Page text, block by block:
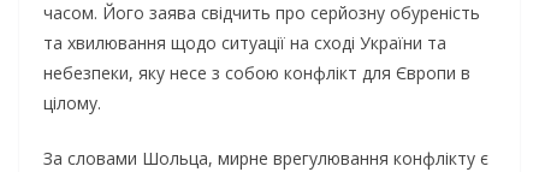
часом. Його заява свідчить про серйозну обуреність
та хвилювання щодо ситуації на сході України та
небезпеки, яку несе з собою конфлікт для Європи в
цілому.
За словами Шольца, мирне врегулювання конфлікту є